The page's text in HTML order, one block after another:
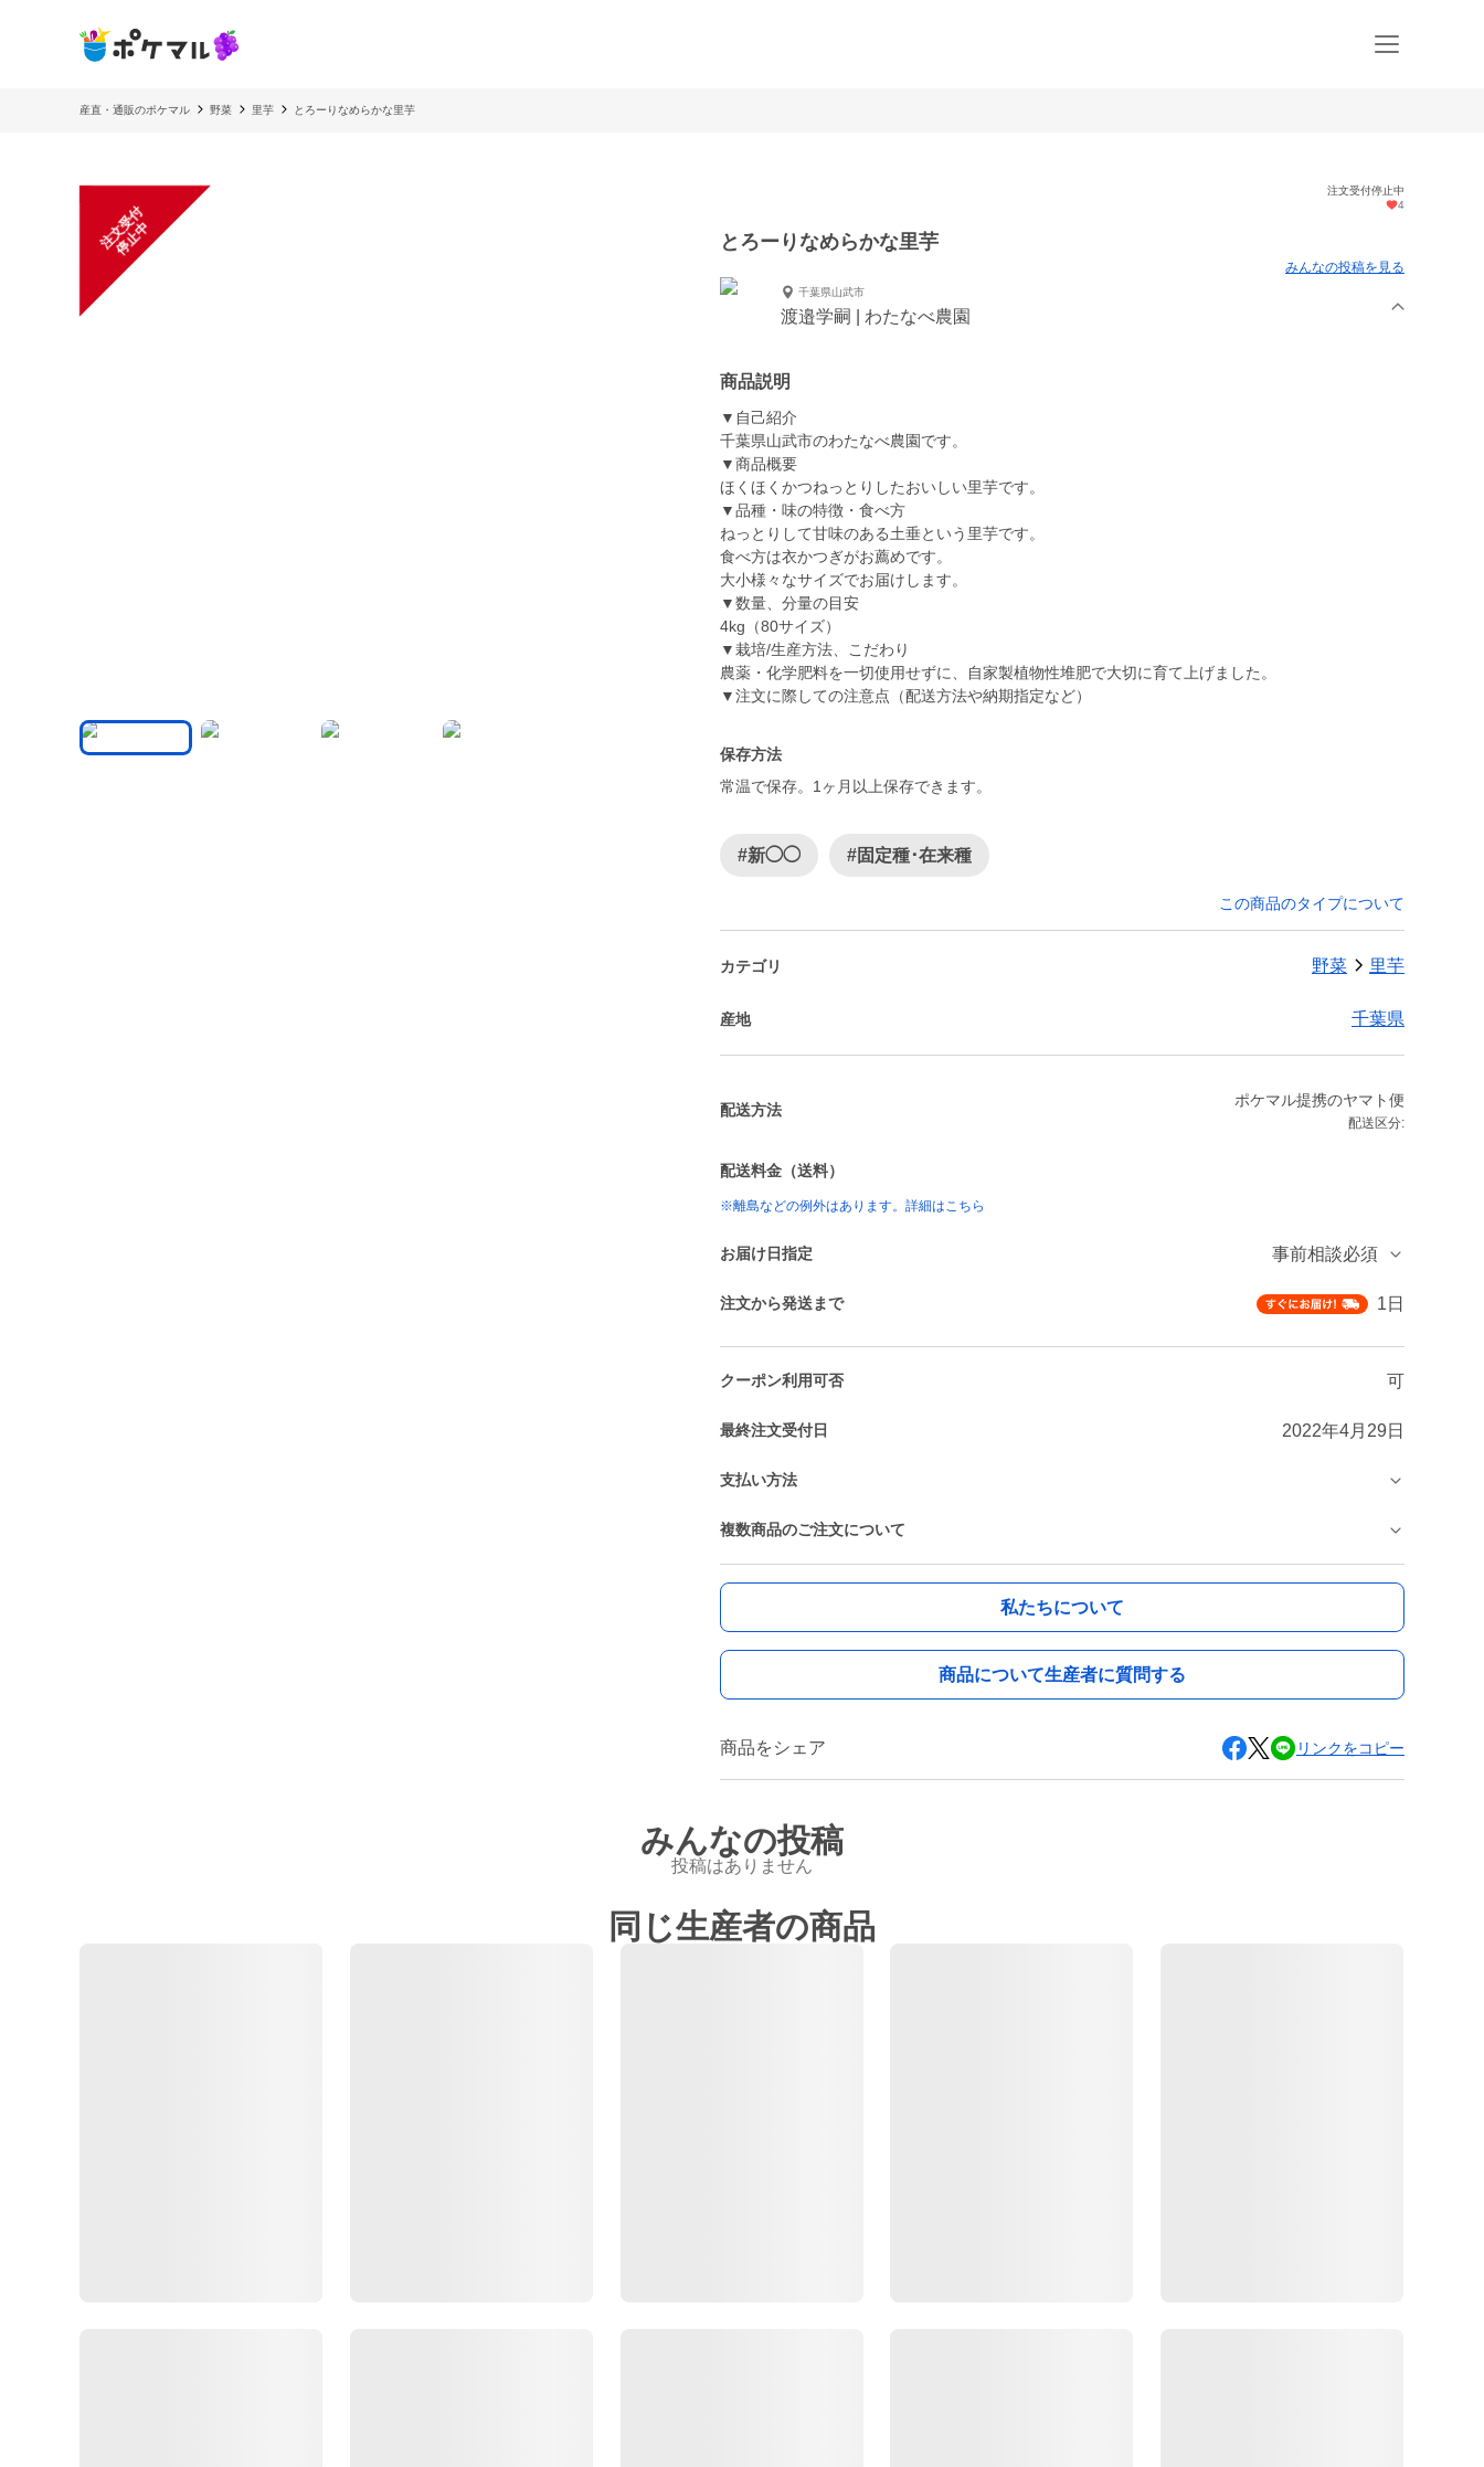
産直・通販のポケマル 野菜 里芋 とろーりなめらかな里芋
注
文
受
付
停
止
中
注文受付停止中
4
とろーりなめらかな里芋
みんなの投稿を見る
千葉県山武市
渡邉学嗣 | わたなべ農園
商品説明
▼自己紹介
千葉県山武市のわたなべ農園です。
▼商品概要
ほくほくかつねっとりしたおいしい里芋です。
▼品種・味の特徴・食べ方
ねっとりして甘味のある土垂という里芋です。
食べ方は衣かつぎがお薦めです。
大小様々なサイズでお届けします。
▼数量、分量の目安
4kg（80サイズ）
▼栽培/生産方法、こだわり
農薬・化学肥料を一切使用せずに、自家製植物性堆肥で大切に育て上げました。
▼注文に際しての注意点（配送方法や納期指定など）
保存方法
常温で保存。1ヶ月以上保存できます。
#新◯◯ #固定種･在来種
この商品のタイプについて
カテゴリ 野菜 里芋
産地 千葉県
配送方法
ポケマル提携のヤマト便
配送区分:
配送料金（送料）
※離島などの例外はあります。詳細はこちら
お届け日指定 事前相談必須
注文から発送まで 1日
クーポン利用可否 可
最終注文受付日 2022年4月29日
支払い方法
複数商品のご注文について
私たちについて
商品について生産者に質問する
商品をシェア リンクをコピー
みんなの投稿
投稿はありません
同じ生産者の商品